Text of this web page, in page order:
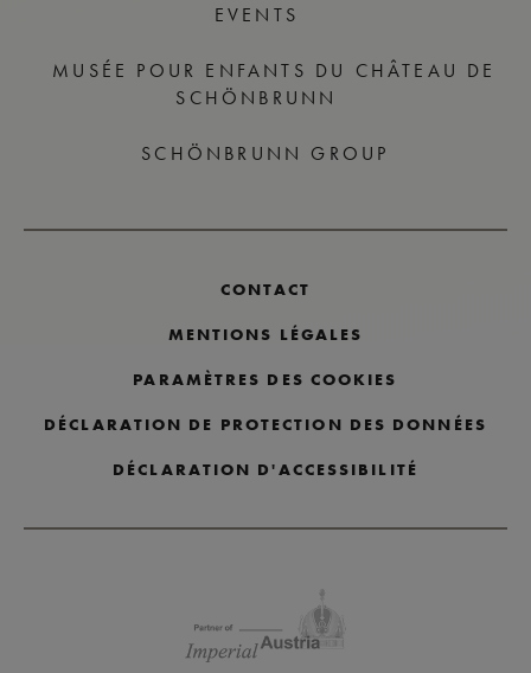
EVENTS
MUSÉE POUR ENFANTS DU CHÂTEAU DE
SCHÖNBRUNN
SCHÖNBRUNN GROUP
CONTACT
MENTIONS LÉGALES
PARAMÈTRES DES COOKIES
DÉCLARATION DE PROTECTION DES DONNÉES
DÉCLARATION D'ACCESSIBILITÉ